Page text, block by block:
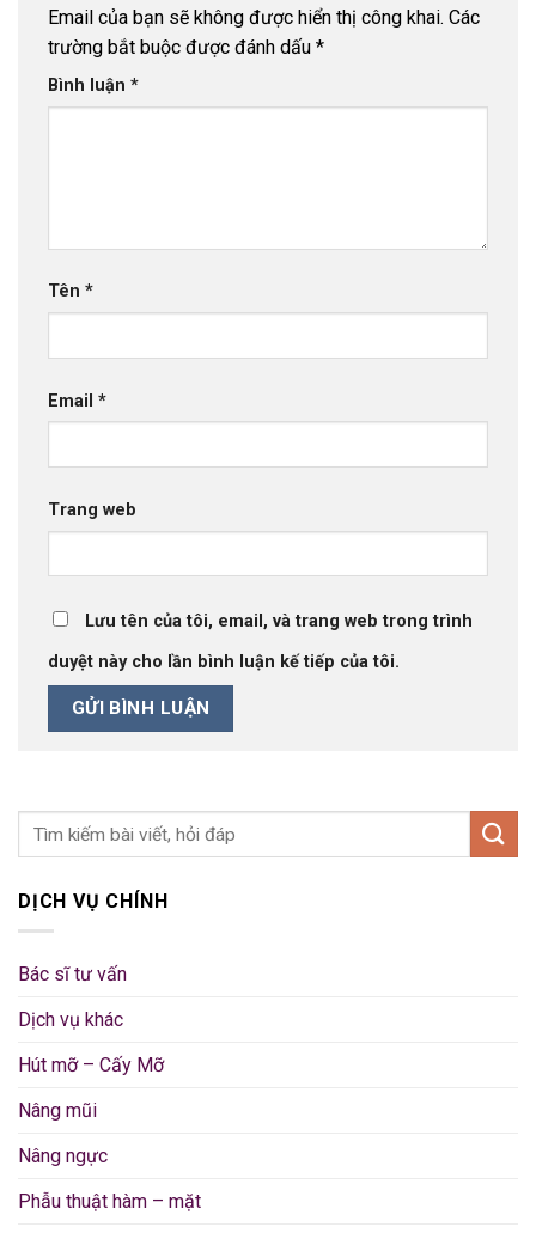
Email của bạn sẽ không được hiển thị công khai. Các
trường bắt buộc được đánh dấu *
Bình luận *
Tên *
Email *
Trang web
Lưu tên của tôi, email, và trang web trong trình
duyệt này cho lần bình luận kế tiếp của tôi.
DỊCH VỤ CHÍNH
Bác sĩ tư vấn
Dịch vụ khác
Hút mỡ – Cấy Mỡ
Nâng mũi
Nâng ngực
Phẫu thuật hàm – mặt